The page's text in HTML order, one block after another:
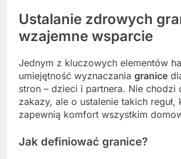
Ustalanie zdrowych
wzajemne wsparcie
Jednym z kluczowych elementów
umiejętność wyznaczania granice
stron – dzieci i partnera. Nie chodzi
zakazy, ale o ustalenie takich reguł,
zapewnią komfort wszystkim
Jak definiować granice?